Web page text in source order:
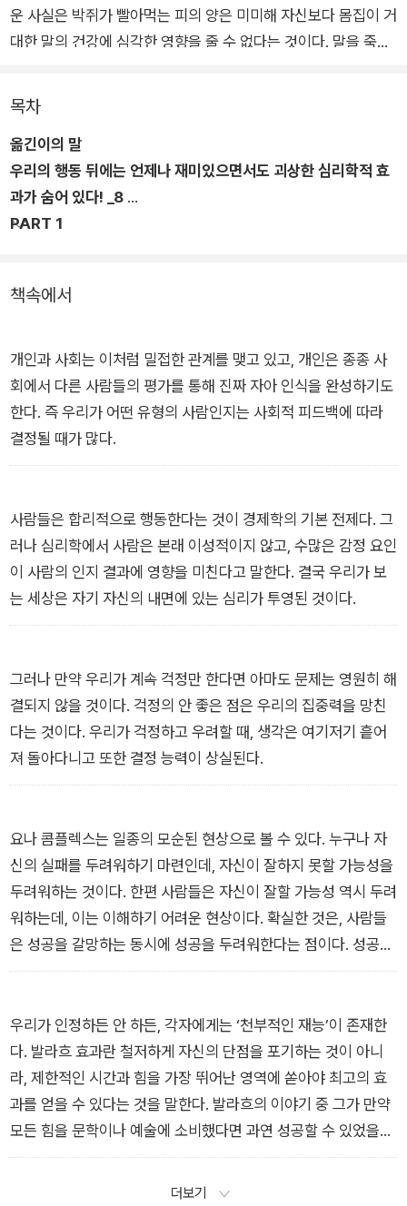
운 사실은 박쥐가 빨아먹는 피의 양은 미미해 자신보다 몸집이 거
대한 말의 건강에 심각한 영향을 줄 수 없다는 것이다. 말을 죽음
없는 위치에 붙어 피를 빠는 박쥐를 향한 분노가 말을 죽음으로
몰아넣는다. 이렇게 실제 일어난 일보다는 그와 관련된 심리 반응
이 결과의 중요 원인이 되는 경우가 많다는 사실이 점점 밝혀지고
있다.
이 같은 이유로 심리학은 현대에 이르러 재조명을 받았다. 심리학
되었다. 수십만 개의 독자 리뷰가 달리는 등 뜨거운 반응을 얻었
이 책은 인간 심리와 관련된 최신 연구 결과 중 가장 주목할 만한
75가지를 정리했다. 자신의 한계를 뛰어넘어 성취를 이루는 방
법부터 행복을 위한 심리법칙까지 살아가는 데 꼭 알아둬야 할 인
간 심리법칙을 총망라했다. 세상을 살다가 뜻밖의 고난과 부딪칠
비밀이 숨어 있는지를 알아내 대처할 수 있게 해주고, 단점을 장
점으로 끌어올려 성공할 수 있게 해주는 심리법칙을 소개한다.
또한 인간관계를 술술 풀리게 하기 위한 심리기술과 평범함을 넘
어서는 탁월함은 어디서 오는지도 알 수 있다. 자아 인식, 인간관
문제에 심리학이 답한다. 세상을 보는 관점이 확대되고 사람의 심
리를 더 깊이 이해하게 될 것이다.
목차
옮긴이의 말
우리의 행동 뒤에는 언제나 재미있으면서도 괴상한 심리학적 효
과가 숨어 있다! _8
PART 1
책속에서
개인과 사회는 이처럼 밀접한 관계를 맺고 있고, 개인은 종종 사
회에서 다른 사람들의 평가를 통해 진짜 자아 인식을 완성하기도
한다. 즉 우리가 어떤 유형의 사람인지는 사회적 피드백에 따라
결정될 때가 많다.
사람들은 합리적으로 행동한다는 것이 경제학의 기본 전제다. 그
러나 심리학에서 사람은 본래 이성적이지 않고, 수많은 감정 요인
이 사람의 인지 결과에 영향을 미친다고 말한다. 결국 우리가 보
는 세상은 자기 자신의 내면에 있는 심리가 투영된 것이다.
그러나 만약 우리가 계속 걱정만 한다면 아마도 문제는 영원히 해
결되지 않을 것이다. 걱정의 안 좋은 점은 우리의 집중력을 망친
다는 것이다. 우리가 걱정하고 우려할 때, 생각은 여기저기 흩어
져 돌아다니고 또한 결정 능력이 상실된다.
요나 콤플렉스는 일종의 모순된 현상으로 볼 수 있다. 누구나 자
신의 실패를 두려워하기 마련인데, 자신이 잘하지 못할 가능성을
두려워하는 것이다. 한편 사람들은 자신이 잘할 가능성 역시 두려
워하는데, 이는 이해하기 어려운 현상이다. 확실한 것은, 사람들
은 성공을 갈망하는 동시에 성공을 두려워한다는 점이다. 성공의
기회를 잡는 것은 그만큼 노력을 기울이는 것이며, 예측할 수 없
때문이다.
우리가 인정하든 안 하든, 각자에게는 ‘천부적인 재능’이 존재한
다. 발라흐 효과란 철저하게 자신의 단점을 포기하는 것이 아니
라, 제한적인 시간과 힘을 가장 뛰어난 영역에 쏟아야 최고의 효
과를 얻을 수 있다는 것을 말한다. 발라흐의 이야기 중 그가 만약
모든 힘을 문학이나 예술에 소비했다면 과연 성공할 수 있었을
까? 화학 분야에서 그가 이룬 업적에는 절대 미치지 못했을 것이
더보기